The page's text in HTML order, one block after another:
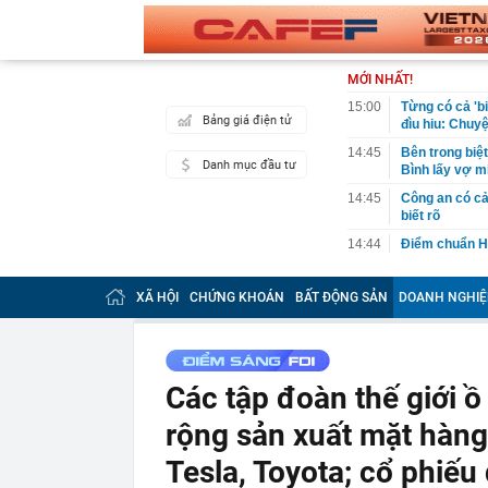
Bảng giá điện tử
Danh mục đầu tư
MỚI NHẤT!
15:00
Từng có cả
đìu hiu:
14:45
Bên trong
Bình lấy vợ
14:45
Công an có
biết rõ
14:44
Điểm chuẩn
14:41
Trước khi đi
năm sau sự
14:40
Vì sao ì ạch
đối đầu sản
14:29
Ra lệnh bắt
Tuấn SN 1977
14:22
Cú sốc của
XÃ HỘI CHỨNG KHOÁN BẤT ĐỘNG SẢN DOANH
Các tập đoàn thế giới
rộng sản xuất mặt
Tesla, Toyota; cổ